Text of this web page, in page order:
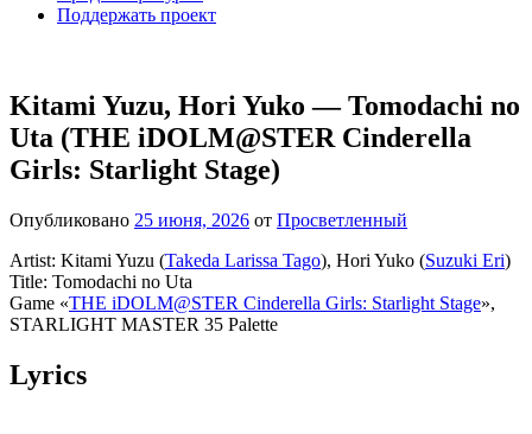
Поддержать проект
Kitami Yuzu, Hori Yuko — Tomodachi no
Uta (THE iDOLM@STER Cinderella
Girls: Starlight Stage)
Опубликовано 25 июня, 2026 от Просветленный
Artist: Kitami Yuzu (Takeda Larissa Tago), Hori Yuko (Suzuki Eri)
Title: Tomodachi no Uta
Game «THE iDOLM@STER Cinderella Girls: Starlight Stage»,
STARLIGHT MASTER 35 Palette
Lyrics